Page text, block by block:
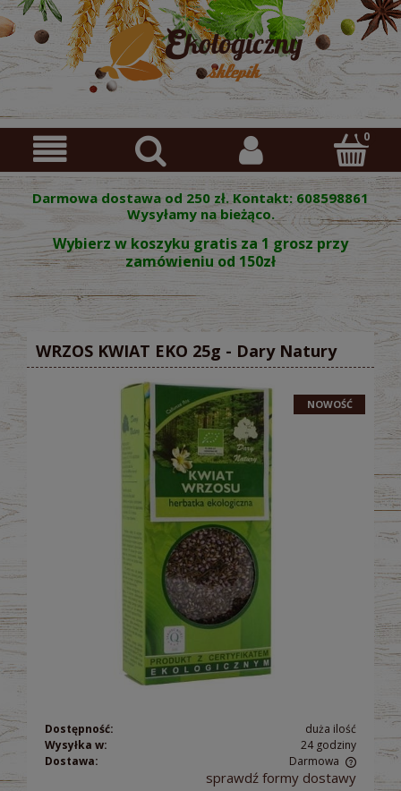
Darmowa dostawa od 250 zł. Kontakt: 608598861
Wysyłamy na bieżąco.
Wybierz w koszyku gratis za 1 grosz przy
zamówieniu od 150zł
WRZOS KWIAT EKO 25g - Dary Natury
NOWOŚĆ
Dostępność:
duża ilość
Wysyłka w:
24 godziny
Dostawa:
Darmowa
Cena nie zawiera ewentualnych kosztów płatności
sprawdź formy dostawy